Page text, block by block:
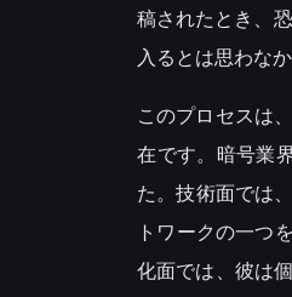
稿されたとき、
入るとは思わな
このプロセスは
在です。暗号業
た。技術面では
トワークの一つ
化面では、彼は